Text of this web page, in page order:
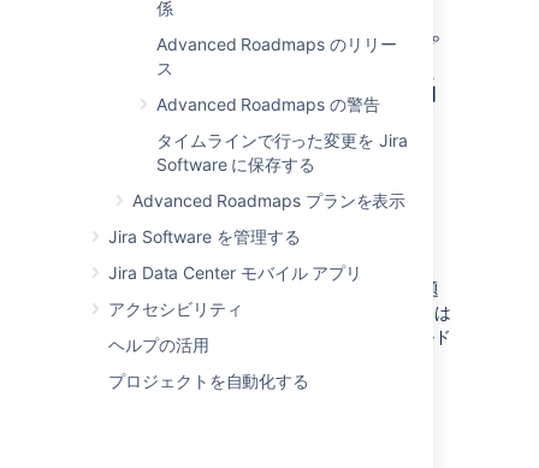
係
Advanced Roadmaps のリリー
ス
Advanced Roadmaps の警告
タイムラインで行った変更を Jira
Software に保存する
Advanced Roadmaps プランを表示
Jira Software を管理する
Jira Data Center モバイル アプリ
アクセシビリティ
ヘルプの活用
プロジェクトを自動化する
個人、チーム、またはスプ
再割り当
課題を選択後、次の手順を実行します。
[バルク アクション] メニューから [担当
者]、[チーム]、[スプリント
ドロップダウン メニューを使用して課題
を再割り当てします。[
] または
[ なし] を選択すると、割り当てフィールド
がクリアされます。
[適用] を選択して変更を完了します。